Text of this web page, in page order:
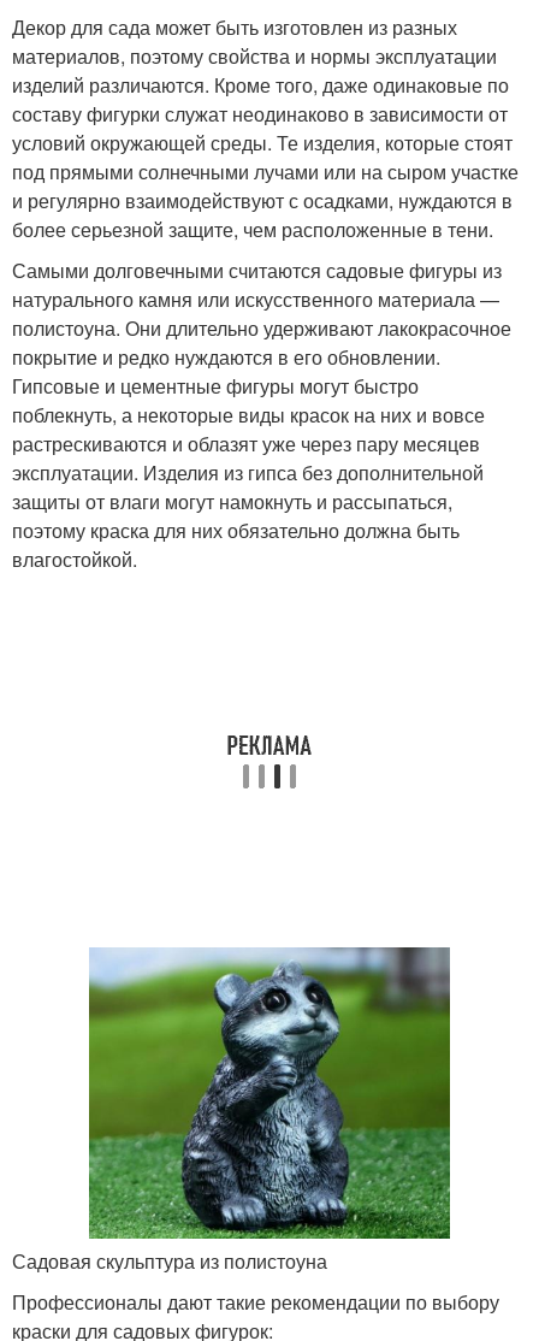
Декор для сада может быть изготовлен из разных
материалов, поэтому свойства и нормы эксплуатации
изделий различаются. Кроме того, даже одинаковые по
составу фигурки служат неодинаково в зависимости от
условий окружающей среды. Те изделия, которые стоят
под прямыми солнечными лучами или на сыром участке
и регулярно взаимодействуют с осадками, нуждаются в
более серьезной защите, чем расположенные в тени.
Самыми долговечными считаются садовые фигуры из
натурального камня или искусственного материала —
полистоуна. Они длительно удерживают лакокрасочное
покрытие и редко нуждаются в его обновлении.
Гипсовые и цементные фигуры могут быстро
поблекнуть, а некоторые виды красок на них и вовсе
растрескиваются и облазят уже через пару месяцев
эксплуатации. Изделия из гипса без дополнительной
защиты от влаги могут намокнуть и рассыпаться,
поэтому краска для них обязательно должна быть
влагостойкой.
Садовая скульптура из полистоуна
Профессионалы дают такие рекомендации по выбору
краски для садовых фигурок: